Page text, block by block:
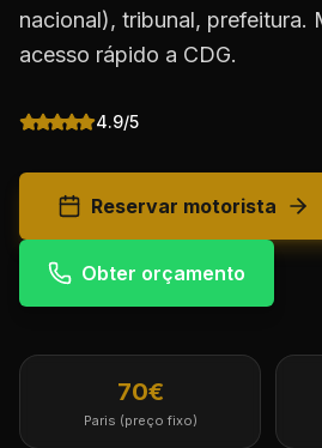
nacional), tribunal, prefeitura.
acesso rápido a CDG.
4.9/5
Reservar motorista
Obter orçamento
70€
Paris (preço fixo)